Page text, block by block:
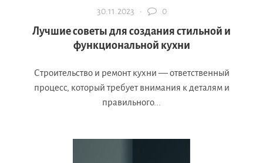
30.11.2023 · 0
Лучшие советы для создания стильной и
функциональной кухни
Строительство и ремонт кухни — ответственный
процесс, который требует внимания к деталям и
правильного...